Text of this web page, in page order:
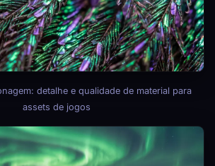
detalhe e qualidade de material para
assets de jogos